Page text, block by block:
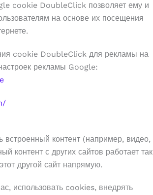
cookie DoubleClick позволяет ему и
на основе их посещения
cookie DoubleClick для рекламы на
рекламы Google:
встроенный контент (например, видео,
контент с других сайтов работает так
другой сайт напрямую.
использовать cookies, внедрять